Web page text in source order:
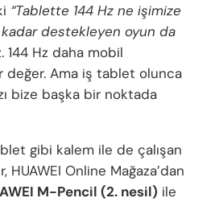
“Tablette 144 Hz ne işimize
destekleyen oyun da
144 Hz daha mobil
değer. Ama iş tablet olunca
bize başka bir noktada
gibi kalem ile de çalışan
HUAWEI Online Mağaza’dan
M-Pencil (2. nesil) ile